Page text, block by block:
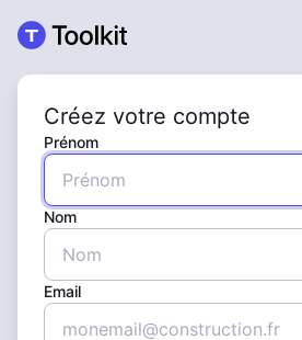
Créez votre compte
Prénom
Nom
Email